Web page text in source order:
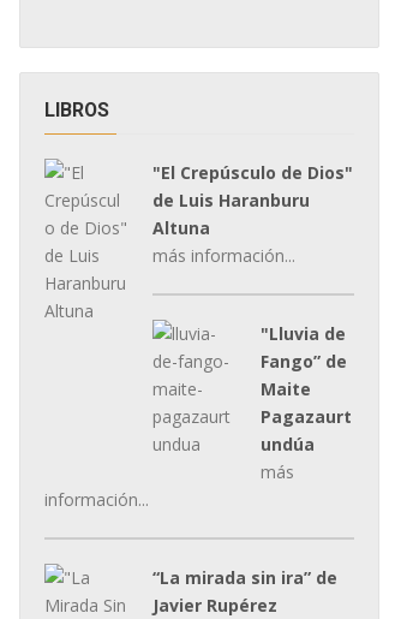
LIBROS
"El Crepúsculo de Dios"
de Luis Haranburu
Altuna
más información...
"Lluvia de
Fango” de
Maite
Pagazaurt
undúa
más
información...
“La mirada sin ira” de
Javier Rupérez